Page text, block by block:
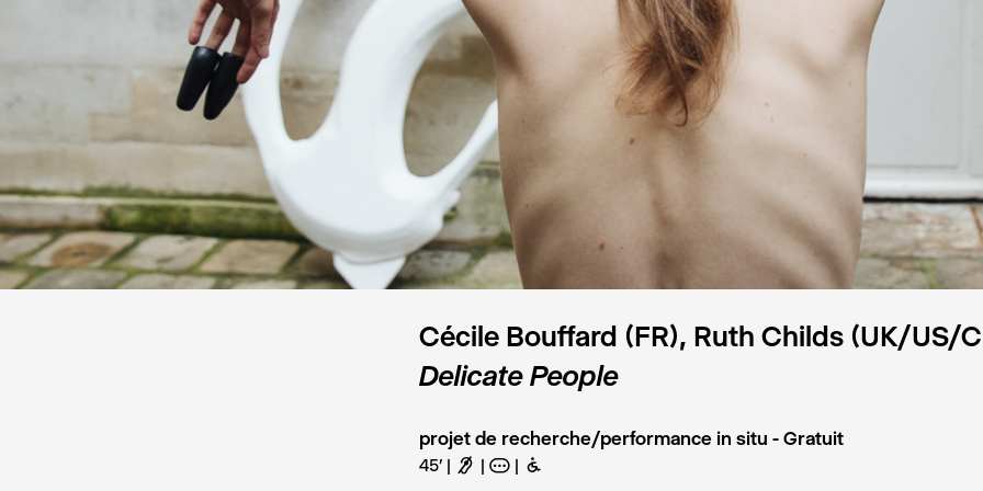
Cécile Bouffard (FR), Ruth Childs (UK/US/
Delicate People
projet de recherche/performance in situ - Gratuit
45' F A B